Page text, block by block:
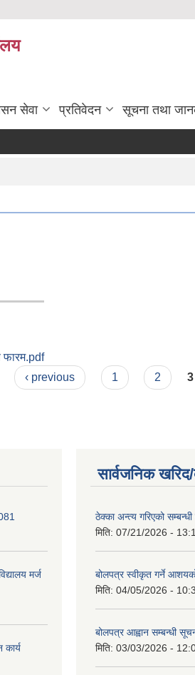
सेवा प्रतिवेदन सूचना तथा
फारम.pdf
‹ previous 1 2 3
मर्ज
सार्वजनिक
ठेक्का अन्त्य गरिएको
मिति: 07/21/2026 -
बोलपत्र स्वीकृत गर्ने
मिति: 04/05/2026 -
बोलपत्र आह्वान सम्बन्धी
मिति: 03/03/2026 -